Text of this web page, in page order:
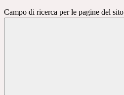
Campo di ricerca per le pagine del sito